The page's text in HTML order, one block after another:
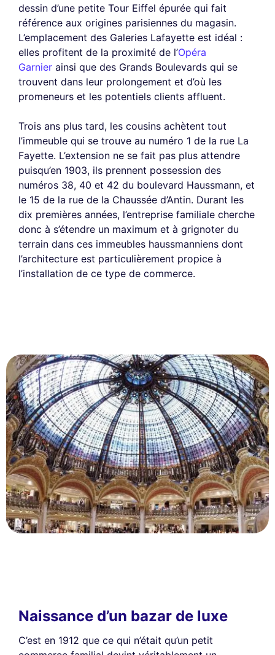
dessin d’une petite Tour Eiffel épurée qui fait
référence aux origines parisiennes du magasin.
L’emplacement des Galeries Lafayette est idéal :
elles profitent de la proximité de l’Opéra
Garnier ainsi que des Grands Boulevards qui se
trouvent dans leur prolongement et d’où les
promeneurs et les potentiels clients affluent.
Trois ans plus tard, les cousins achètent tout
l’immeuble qui se trouve au numéro 1 de la rue La
Fayette. L’extension ne se fait pas plus attendre
puisqu’en 1903, ils prennent possession des
numéros 38, 40 et 42 du boulevard Haussmann, et
le 15 de la rue de la Chaussée d’Antin. Durant les
dix premières années, l’entreprise familiale cherche
donc à s’étendre un maximum et à grignoter du
terrain dans ces immeubles haussmanniens dont
l’architecture est particulièrement propice à
l’installation de ce type de commerce.
Naissance d’un bazar de luxe
C’est en 1912 que ce qui n’était qu’un petit